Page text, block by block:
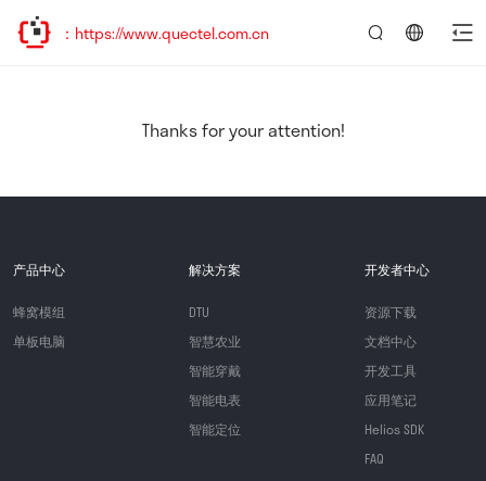
问新址：https://www.quectel.com.cn
Thanks for your attention!
产品中心
蜂窝模组
单板电脑
解决方案
DTU
智慧农业
智能穿戴
智能电表
智能定位
开发者中心
资源下载
文档中心
开发工具
应用笔记
Helios SDK
FAQ